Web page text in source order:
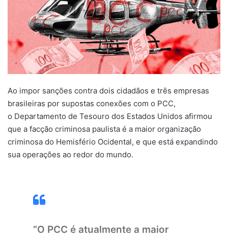
Ao impor sanções contra dois cidadãos e três empresas
brasileiras por supostas conexões com o PCC,
o Departamento de Tesouro dos Estados Unidos afirmou
que a facção criminosa paulista é a maior organização
criminosa do Hemisfério Ocidental, e que está expandindo
sua operações ao redor do mundo.
“O PCC é atualmente a maior